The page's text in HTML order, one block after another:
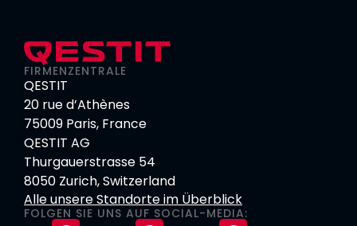
FIRMENZENTRALE
QESTIT
20 rue d’Athènes
75009 Paris, France
QESTIT AG
Thurgauerstrasse 54
8050 Zurich, Switzerland
Alle unsere Standorte im Überblick
FOLGEN SIE UNS AUF SOCIAL-MEDIA: